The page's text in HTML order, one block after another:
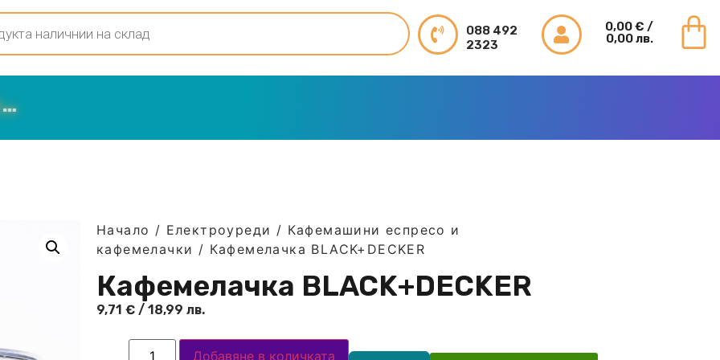
088 492
2323
0,00€ /
0,00 лв.
Начало / Електроуреди / Кафемашини еспресо и
кафемелачки / Кафемелачка BLACK+DECKER
Кафемелачка BLACK+DECKER
9,71 € / 18,99 лв.
Добавяне в количката